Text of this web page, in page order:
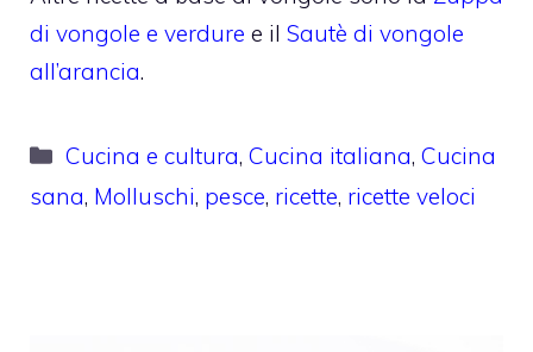
di vongole e verdure e il Sautè di vongole
all’arancia.
Categorie
Cucina e cultura,Cucina italiana,Cucina
sana, Molluschi, pesce, ricette, ricette veloci